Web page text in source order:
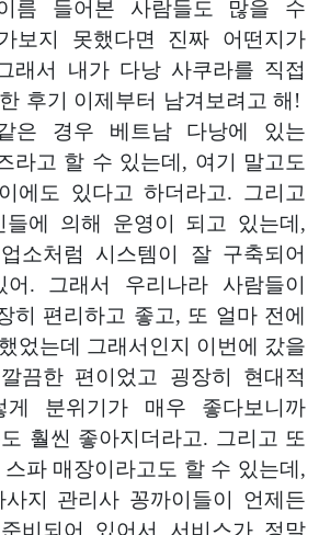
름 들어본 사람들도 많을 수
보지 못했다면 진짜 어떤지가
래서 내가 다낭 사쿠라를 직접
후기 이제부터 남겨보려고 해!
은 경우 베트남 다낭에 있는
라고 할 수 있는데, 여기 말고도
에도 있다고 하더라고. 그리고
들에 의해 운영이 되고 있는데,
소처럼 시스템이 잘 구축되어
. 그래서 우리나라 사람들이
히 편리하고 좋고, 또 얼마 전에
었는데 그래서인지 이번에 갔을
끔한 편이었고 굉장히 현대적
게 분위기가 매우 좋다보니까
훨씬 좋아지더라고. 그리고 또
파 매장이라고도 할 수 있는데,
지 관리사 꽁까이들이 언제든
비되어 있어서 서비스가 정말